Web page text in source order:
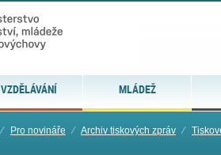
VZDĚLÁVÁNÍ MLÁDEŽ
⁄ Pro novináře ⁄ Archiv tiskových zpráv ⁄